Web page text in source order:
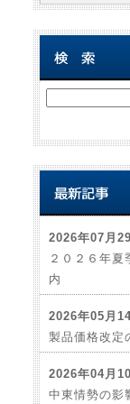
2026年07月
２０２６年夏
内
2026年05月
製品価格改定
2026年04月
中東情勢の影